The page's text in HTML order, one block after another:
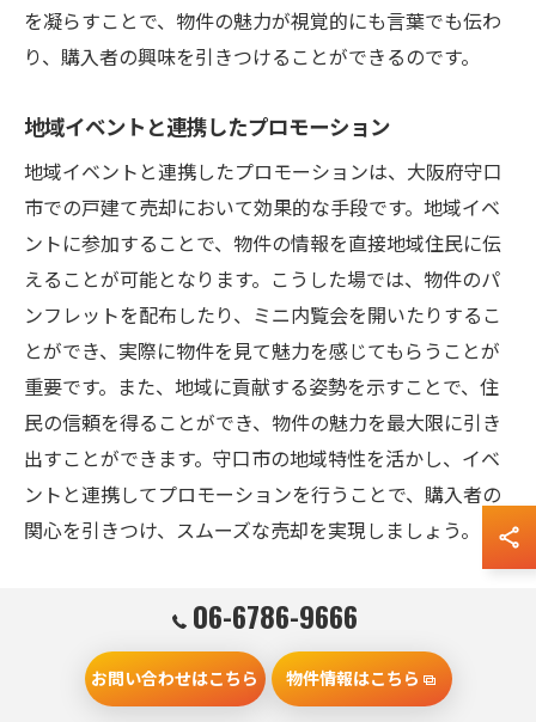
を凝らすことで、物件の魅力が視覚的にも言葉でも伝わ
り、購入者の興味を引きつけることができるのです。
地域イベントと連携したプロモーション
地域イベントと連携したプロモーションは、大阪府守口
市での戸建て売却において効果的な手段です。地域イベ
ントに参加することで、物件の情報を直接地域住民に伝
えることが可能となります。こうした場では、物件のパ
ンフレットを配布したり、ミニ内覧会を開いたりするこ
とができ、実際に物件を見て魅力を感じてもらうことが
重要です。また、地域に貢献する姿勢を示すことで、住
民の信頼を得ることができ、物件の魅力を最大限に引き
出すことができます。守口市の地域特性を活かし、イベ
ントと連携してプロモーションを行うことで、購入者の
関心を引きつけ、スムーズな売却を実現しましょう。
購入者の心を掴む内覧会の成功要因
待を超える準備が不可欠です。守口市の戸建て物件で
は、まず、物件の清掃と整備を徹底することで、第一印
06-6786-9666
お問い合わせはこちら 物件情報はこちら